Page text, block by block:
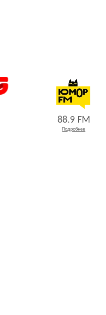
88.9 FM
Подробнее